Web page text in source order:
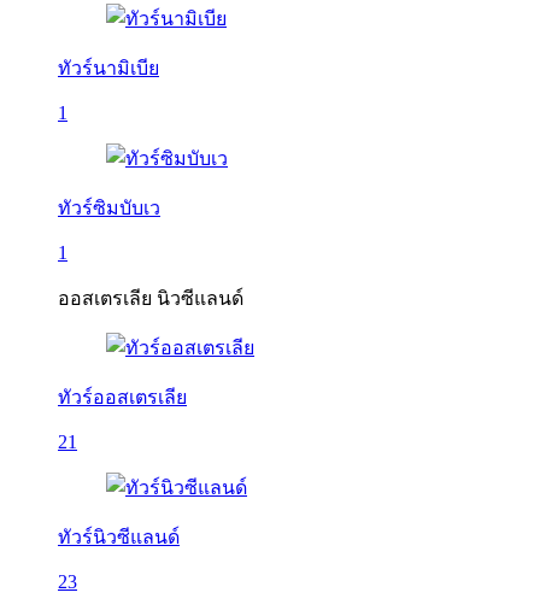
ทัวร์นามิเบีย
1
ทัวร์ซิมบับเว
1
ออสเตรเลีย นิวซีแลนด์
ทัวร์ออสเตรเลีย
21
ทัวร์นิวซีแลนด์
23